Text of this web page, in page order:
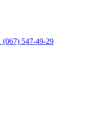
(067) 547-49-29